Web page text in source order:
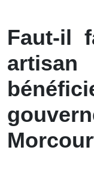
Faut-il
artisan